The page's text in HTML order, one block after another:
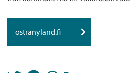
ostranyland.fi